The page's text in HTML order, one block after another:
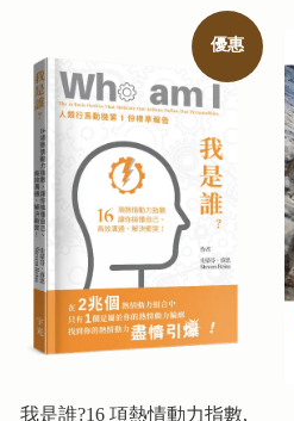
優惠
我是誰?16 項熱情動力指數,